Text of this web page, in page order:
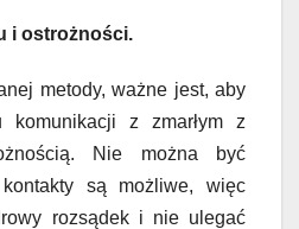
i ostrożności.
metody, ważne jest, aby
komunikacji z zmarłym z
Nie można być
są możliwe, więc
rozsądek i nie ulegać